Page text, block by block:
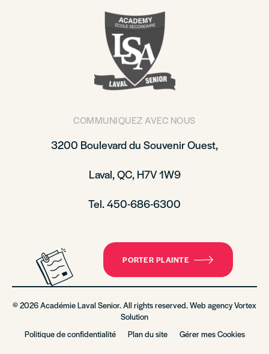
COMMUNIQUEZ AVEC NOUS
3200 Boulevard du Souvenir Ouest,
Laval, QC, H7V 1W9
Tel. 450-686-6300
PORTER PLAINTE
© 2026 Académie Laval Senior. All rights reserved. Web agencyVortex
Solution
Politique de confidentialité
Plan du site Gérer mes Cookies